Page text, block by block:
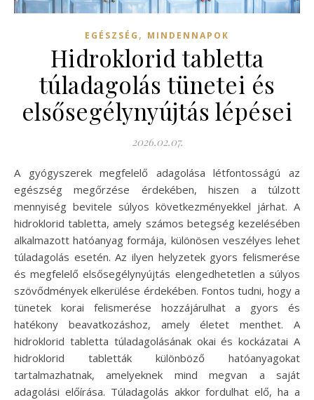
EGÉSZSÉG , MINDENNAPOK
Hidroklorid tabletta
túladagolás tünetei és
elsősegélynyújtás lépései
2026.02.07.
A gyógyszerek megfelelő adagolása létfontosságú az
egészség megőrzése érdekében, hiszen a túlzott
mennyiség bevitele súlyos következményekkel járhat. A
hidroklorid tabletta, amely számos betegség kezelésében
alkalmazott hatóanyag formája, különösen veszélyes lehet
túladagolás esetén. Az ilyen helyzetek gyors felismerése
és megfelelő elsősegélynyújtás elengedhetetlen a súlyos
szövődmények elkerülése érdekében. Fontos tudni, hogy a
tünetek korai felismerése hozzájárulhat a gyors és
hatékony beavatkozáshoz, amely életet menthet. A
hidroklorid tabletta túladagolásának okai és kockázatai A
hidroklorid tabletták különböző hatóanyagokat
tartalmazhatnak, amelyeknek mind megvan a saját
adagolási előírása. Túladagolás akkor fordulhat elő, ha a